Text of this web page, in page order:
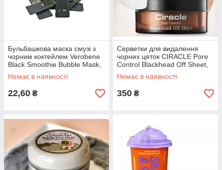
Бульбашкова маска смузі з
чорним коктейлем Verobene
Black Smoothie Bubble Mask,
5 g
Немає в наявності
22,60 ₴
Серветки для видалення
чорних цяток CIRACLE Pore
Control Blackhead Off Sheet,
40 штук
Немає в наявності
350 ₴